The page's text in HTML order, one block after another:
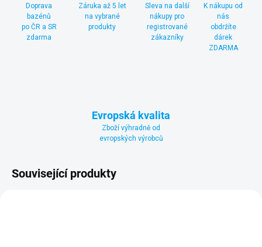
Doprava
bazénů
po ČR a SR
zdarma
Záruka až 5 let
na vybrané
produkty
Sleva na další
nákupy pro
registrované
zákazníky
K nákupu od
nás
obdržíte
dárek
ZDARMA
Evropská kvalita
Zboží výhradně od
evropských výrobců
Související produkty